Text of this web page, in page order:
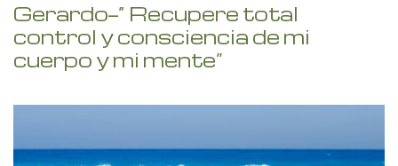
Gerardo—“ Recupere total
control y consciencia de mi
cuerpo y mi mente”